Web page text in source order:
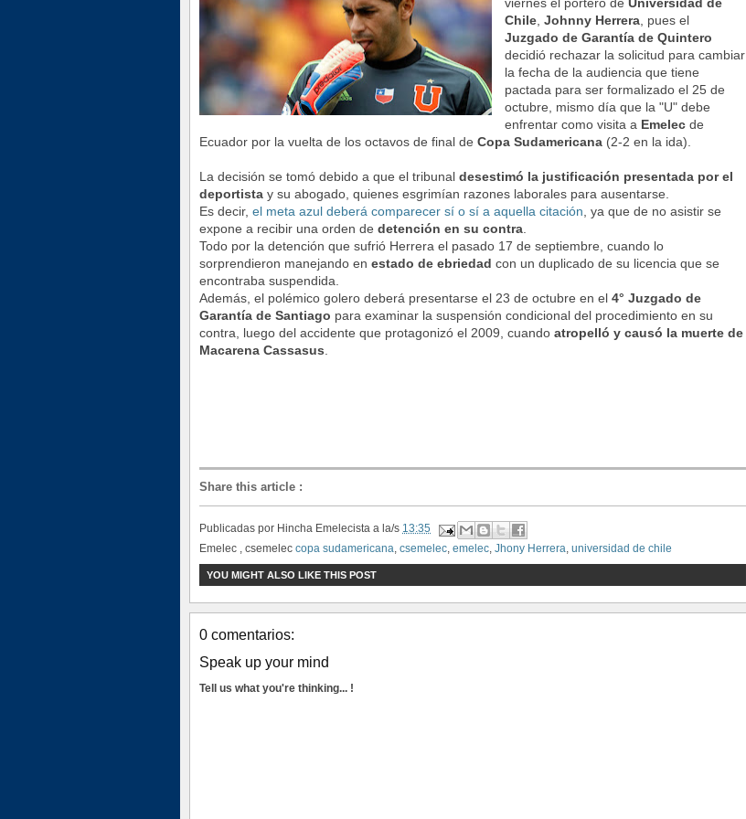
Chile Johnny Herrera , pues el
Juzgado de Garantía de Quintero
decidió rechazar la solicitud para cambiar
la fecha de la audiencia que tiene
pactada para ser formalizado el 25 de
octubre, mismo día que la "U" debe
enfrentar como visita a Emelec de
Ecuador por la vuelta de los octavos de final de Copa Sudamericana (2-2 en la ida).
La decisión se tomó debido a que el tribunal desestimó la justificación presentada por el
deportista y su abogado, quienes esgrimían razones laborales para ausentarse.
Es decir, el meta azul deberá comparecer sí o sí a aquella citación , ya que de no asistir se
expone a recibir una orden de detención en su contra
Todo por la detención que sufrió Herrera el pasado 17 de septiembre, cuando lo
sorprendieron manejando en estado de ebriedad con un duplicado de su licencia que se
encontraba suspendida.
Además, el polémico golero deberá presentarse el 23 de octubre en el 4° Juzgado de
Garantía de Santiago para examinar la suspensión condicional del procedimiento en su
contra, luego del accidente que protagonizó el 2009, cuando atropelló y causó la muerte de
Macarena Cassasus
Share this article :
Publicadas por Hincha Emelecista a la/s 13:35
Emelec , csemelec copa sudamericana, csemelec, emelec, Jhony Herrera, universidad de chile
YOU MIGHT ALSO LIKE THIS POST
0 comentarios:
Speak up your mind
Tell us what you're thinking... !